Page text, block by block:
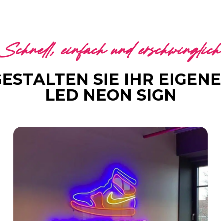
Schnell, einfach und erschwinglich
SIE IHR
LED NEON SIGN